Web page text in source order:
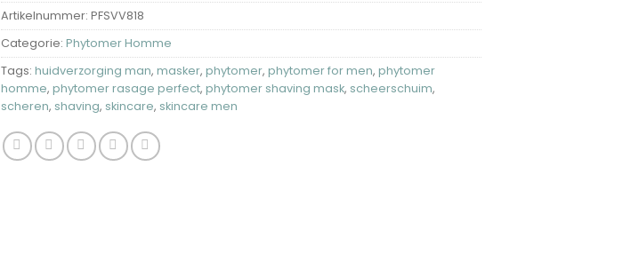
Artikelnummer: PFSVV818
Categorie: Phytomer Homme
Tags: huidverzorging man, masker, phytomer, phytomer for men, phytomer
homme, phytomer rasage perfect, phytomer shaving mask, scheerschuim,
scheren, shaving, skincare, skincare men